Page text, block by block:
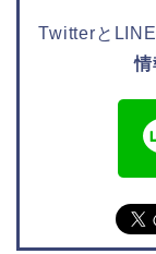
Twitterと
情